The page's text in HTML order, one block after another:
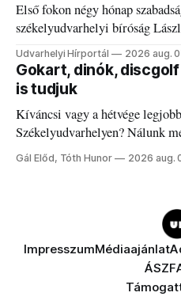
Első fokon négy hónap
székelyudvarhelyi bíróság
Udvarhelyi Hírportál 2026 aug.
Gokart, dinók,
is tudjuk
Kíváncsi vagy a hétvége
Székelyudvarhelyen? Nálunk
a fogaddal, a fogorvosi ügyeletet
Gál Előd, Tóth Hunor 2026 aug.
ImpresszumMédiaajánlat
ÁSZF